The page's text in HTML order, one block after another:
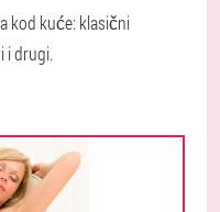
kod kuće: klasični
i drugi.